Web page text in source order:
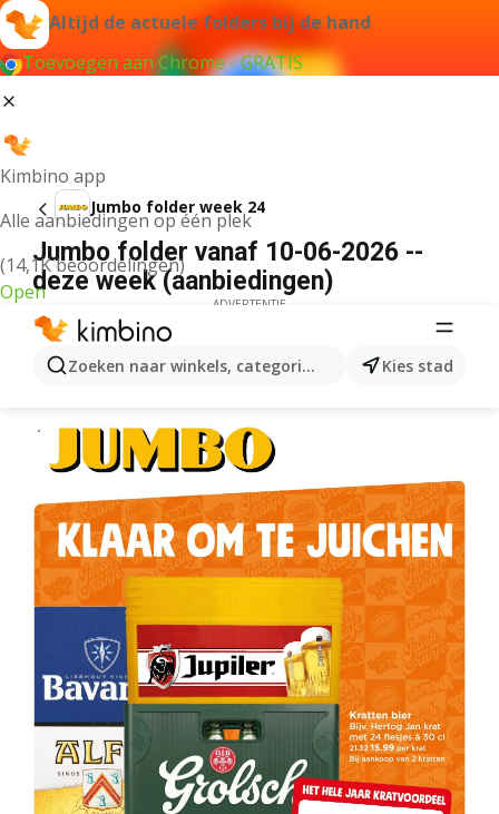
Altijd de actuele folders bij de hand
Toevoegen aan Chrome - GRATIS
Kimbino app
Alle aanbiedingen op één plek
(14,1K beoordelingen)
Open
Zoeken naar winkels, categorieën, producten...
Kies stad
Jumbo folder week 24
Jumbo folder vanaf 10-06-2026 --
deze week (aanbiedingen)
ADVERTENTIE